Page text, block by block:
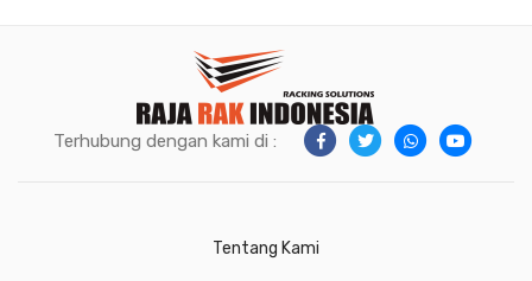
Terhubung dengan kami di :
Tentang Kami